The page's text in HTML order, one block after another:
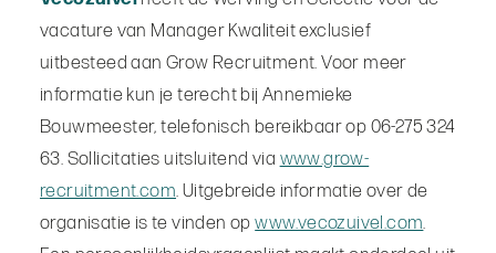
vacature van Manager Kwaliteit exclusief
uitbesteed aan Grow Recruitment. Voor meer
informatie kun je terecht bij Annemieke
Bouwmeester, telefonisch bereikbaar op 06-275 324
63. Sollicitaties uitsluitend via www.grow-
recruitment.com. Uitgebreide informatie over de
organisatie is te vinden opwww.vecozuivel.com.